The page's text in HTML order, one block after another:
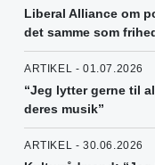
Liberal Alliance om
det samme som
ARTIKEL - 01.07.2026
“Jeg lytter gerne til
deres musik”
ARTIKEL - 30.06.2026